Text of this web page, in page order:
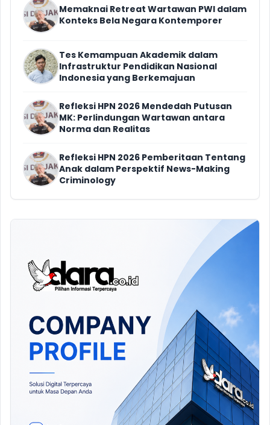
Memaknai Retreat Wartawan PWI dalam
Konteks Bela Negara Kontemporer
Tes Kemampuan Akademik dalam
Infrastruktur Pendidikan Nasional
Indonesia yang Berkemajuan
Refleksi HPN 2026 Mendedah Putusan
MK: Perlindungan Wartawan antara
Norma dan Realitas
Refleksi HPN 2026 Pemberitaan Tentang
Anak dalam Perspektif News-Making
Criminology